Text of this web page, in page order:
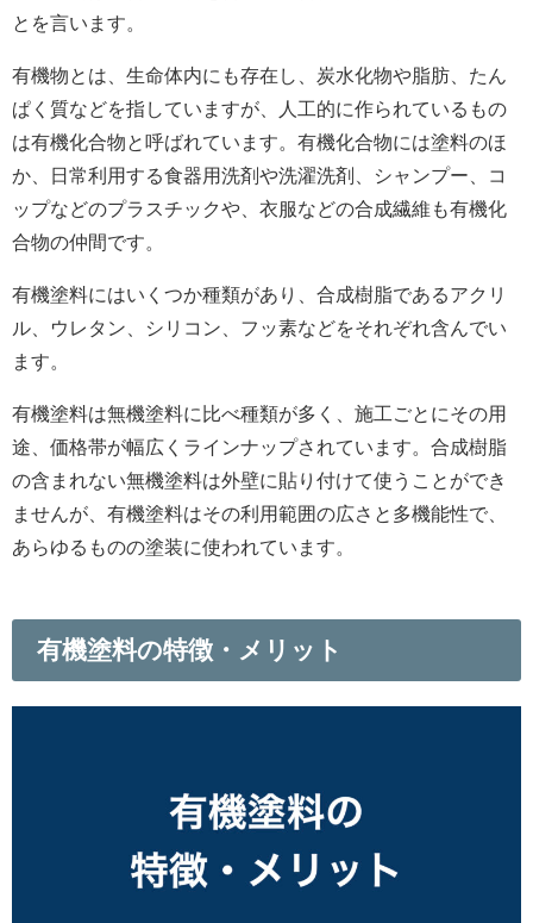
とを言います。
有機物とは、生命体内にも存在し、炭水化物や脂肪、たん
ぱく質などを指していますが、人工的に作られているもの
は有機化合物と呼ばれています。有機化合物には塗料のほ
か、日常利用する食器用洗剤や洗濯洗剤、シャンプー、コ
ップなどのプラスチックや、衣服などの合成繊維も有機化
合物の仲間です。
有機塗料にはいくつか種類があり、合成樹脂であるアクリ
ル、ウレタン、シリコン、フッ素などをそれぞれ含んでい
ます。
有機塗料は無機塗料に比べ種類が多く、施工ごとにその用
途、価格帯が幅広くラインナップされています。合成樹脂
の含まれない無機塗料は外壁に貼り付けて使うことができ
ませんが、有機塗料はその利用範囲の広さと多機能性で、
あらゆるものの塗装に使われています。
有機塗料の特徴・メリット